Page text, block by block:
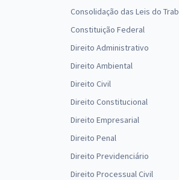
Consolidação das Leis do
Constituição Federal
Direito Administrativo
Direito Ambiental
Direito Civil
Direito Constitucional
Direito Empresarial
Direito Penal
Direito Previdenciário
Direito Processual Civil